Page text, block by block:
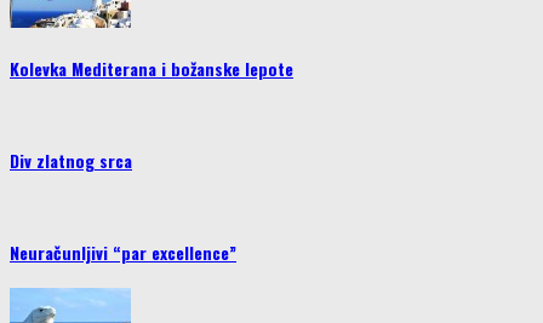
Kolevka Mediterana i božanske lepote
Div zlatnog srca
Neuračunljivi “par excellence”